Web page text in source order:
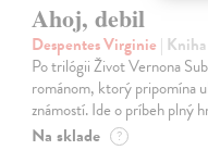
Ahoj, debil
Despentes Virginie | Kniha
Po trilógii Život Vernona
románom, ktorý pripomína
známostí. Ide o príbeh plný
Na sklade ?